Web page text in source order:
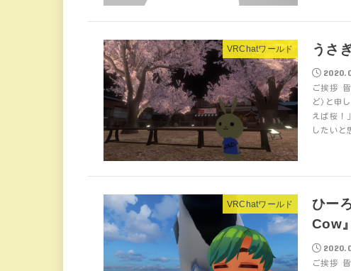
VRChatワールド うさ
ご挨拶
ど)と申
えば桜！
したいと
VRChatワールド
ひー
Cow』
ご挨拶